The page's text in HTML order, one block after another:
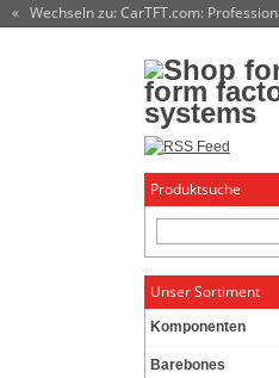
« Wechseln zu: CarTFT.com:
Produktsuche
Unser Sortiment
Komponenten
Barebones